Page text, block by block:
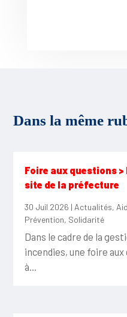
Dans la même
Foire aux questions
site de la préfecture
30 Juil 2026 | Actualités,
Prévention, Solidarité
Dans le cadre de la
incendies, une foire
à...